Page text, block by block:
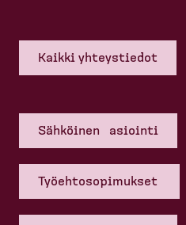
Kaikki yhteys­tiedot
Sähköinen asiointi
Työehto­so­pi­mukset